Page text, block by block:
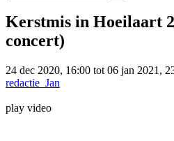
Kerstmis in Hoeilaart
concert)
24 dec 2020, 16:00 tot 06 jan 2021,
redactie_Jan
play video